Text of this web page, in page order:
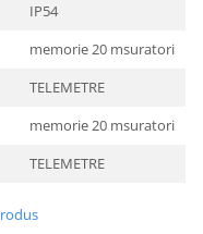
IP54
memorie 20 msuratori
TELEMETRE
memorie 20 msuratori
TELEMETRE